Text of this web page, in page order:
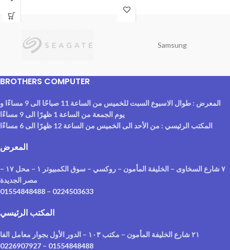
Home, Eng-Arabic Keyboard, Black
Samsung
BROTHERS COMPUTER
المعرض : طوال الاسبوع السبت للخميس من الساعة 11 صباحًا الى 9 مساءًا و
يوم الجمعة من الساعة 1 ظهرًا الى 9 مساءًا
المكتب الرئيسي : من الأحد الى الخميس من الساعة 12 ظهرًا الى 6 مساءًا
المعرض
٧ شارع السخاوى – الخليفة المأمون – روكسي – سوق الكمبيوتر ١ – محل ١٧ –
مصر الجديدة
01554848488 – 0224503633
المكتب الرئيسي
٢١ شارع الخليفة المأمون – مكتب ١٠٣ – الدور الأول بجوار معامل الفا
0226907927 – 01554848488